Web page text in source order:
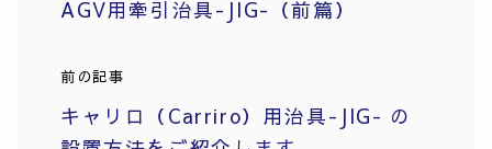
AGV用牽引治具-JIG-（前篇）
前の記事
キャリロ（Carriro）用治具-JIG- の